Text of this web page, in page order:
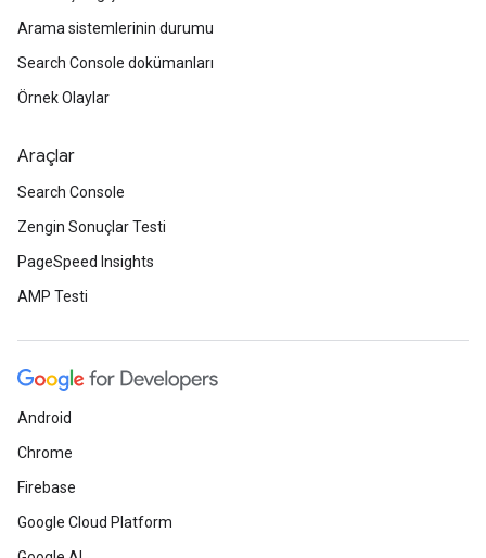
Arama sistemlerinin durumu
Search Console dokümanları
Örnek Olaylar
Araçlar
Search Console
Zengin Sonuçlar Testi
PageSpeed Insights
AMP Testi
Android
Chrome
Firebase
Google Cloud Platform